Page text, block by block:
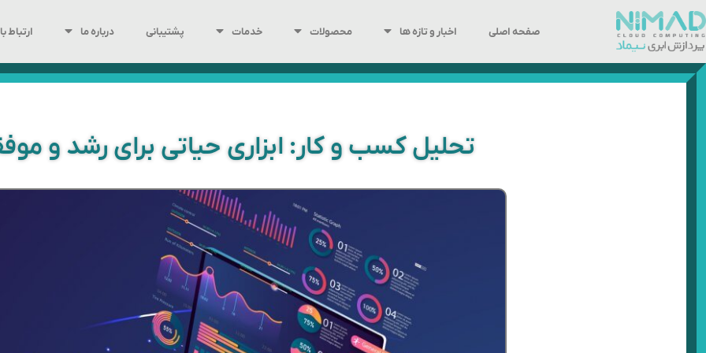
پرش
به
محتوا
صفحه اصلی اخبار و تازه ها محصولات خدمات پشتیبانی درباره ما ارتباط
تحلیل کسب و کار: ابزاری حیاتی برای رشد و